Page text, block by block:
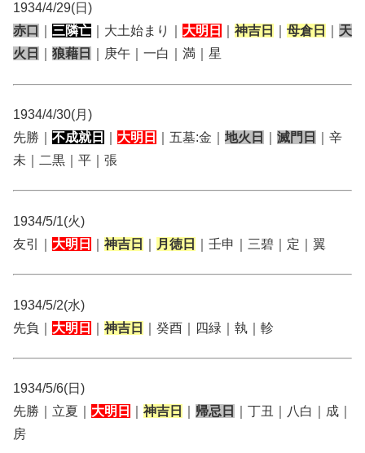
1934/4/29(日)
赤口
三隣亡 ｜大土始まり｜ 大明日 神吉日 母倉日
天
火日
狼藉日 ｜庚午｜一白｜満｜星
1934/4/30(月)
先勝｜ 不成就日 大明日 ｜五墓:金｜ 地火日 滅門日
｜辛
未｜二黒｜平｜張
1934/5/1(火)
友引｜ 大明日 神吉日 月徳日 ｜壬申｜三碧｜定｜翼
1934/5/2(水)
先負｜ 大明日 神吉日 ｜癸酉｜四緑｜執｜軫
1934/5/6(日)
先勝｜立夏｜ 大明日 神吉日 帰忌日
｜丁丑｜八白｜成｜
房